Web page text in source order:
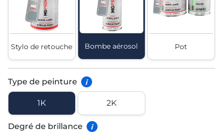
Stylo de retouche Bombe aérosol Pot
Type de peinture i
1K 2K
Degré de brillance i